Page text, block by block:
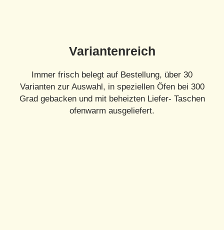
Variantenreich
Immer frisch belegt auf Bestellung, über 30
Varianten zur Auswahl, in speziellen Öfen bei 300
Grad gebacken und mit beheizten Liefer- Taschen
ofenwarm ausgeliefert.